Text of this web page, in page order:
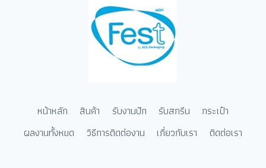
หน้าหลัก สินค้า รับงานปัก รับสกรีน
กระเป๋า
ผลงานทั้งหมด
วิธีการติดต่องาน เกี่ยวกับเรา ติดต่อเรา